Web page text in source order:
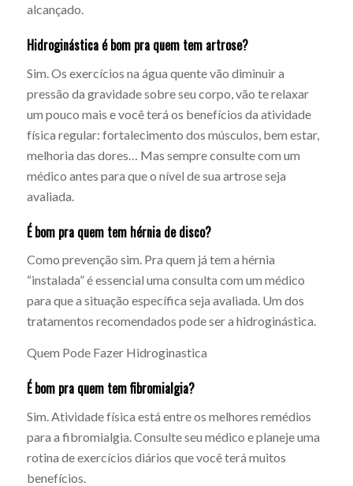
alcançado.
Hidroginástica é bom pra quem tem artrose?
Sim. Os exercícios na água quente vão diminuir a
pressão da gravidade sobre seu corpo, vão te relaxar
um pouco mais e você terá os benefícios da atividade
física regular: fortalecimento dos músculos, bem estar,
melhoria das dores… Mas sempre consulte com um
médico antes para que o nível de sua artrose seja
avaliada.
É bom pra quem tem hérnia de disco?
Como prevenção sim. Pra quem já tem a hérnia
“instalada” é essencial uma consulta com um médico
para que a situação específica seja avaliada. Um dos
tratamentos recomendados pode ser a hidroginástica.
Quem Pode Fazer Hidroginastica
É bom pra quem tem fibromialgia?
Sim. Atividade física está entre os melhores remédios
para a fibromialgia. Consulte seu médico e planeje uma
rotina de exercícios diários que você terá muitos
benefícios.